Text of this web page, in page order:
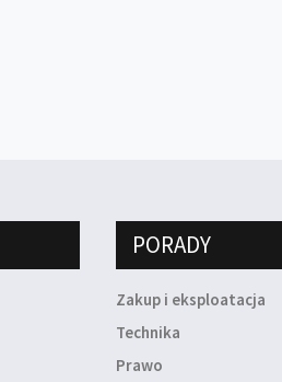
PORADY
Zakup i eksploatacja
Technika
Prawo